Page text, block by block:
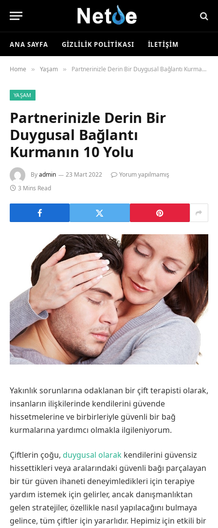
ANA SAYFA GIZLILIK POLITIKASI İLETIŞIM
Home » Yaşam » Partnerinizle Derin Bir Duygusal Bağlantı Kurmanın 10 Yolu
YAŞAM
Partnerinizle Derin Bir
Duygusal Bağlantı
Kurmanın 10 Yolu
Byadmin 23 Mart 2022
Yorum yapılmamış
3 Mins Read
Yakınlık sorunlarına odaklanan bir çift terapisti olarak,
insanların ilişkilerinde kendilerini güvende
hissetmelerine ve birbirleriyle güvenli bir bağ
kurmalarına yardımcı olmakla ilgileniyorum.
Çiftlerin çoğu, duygusal olarak kendilerini güvensiz
hissettikleri veya aralarındaki güvenli bağı parçalayan
bir tür güven ihaneti deneyimledikleri için terapiye
yardım istemek için gelirler, ancak danışmanlıktan
gelen stratejiler, özellikle nasıl yapılacağını bulmaya
gelince, tüm çiftler için yararlıdır. Hepimiz için etkili bir